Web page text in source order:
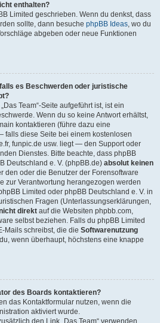
enthalten?
Limited geschrieben. Wenn du denkst, dass
sollte, dann besuche phpBB Ideas, wo du
abgeben oder neue Funktionen
es Beschwerden oder juristische
Team“-Seite aufgeführt ist, ist ein
Wenn du so keine Antwort erhältst,
kontaktieren (führe dazu eine
falls diese Seite bei einem kostenlosen
funpic.de usw. liegt — den Support oder
Dienstes. Bitte beachte, dass phpBB
Deutschland e. V. (phpBB.de) absolut keinen
den oder die Benutzer der Forensoftware
zur Verantwortung herangezogen werden
Limited oder phpBB Deutschland e. V. in
Fragen (Unterlassungserklärungen,
direkt auf die Websiten phpbb.com,
selbst beziehen. Falls du phpBB Limited
Mails schreibst, die die Softwarenutzung
wenn überhaupt, höchstens eine knappe
des Boards kontaktieren?
das Kontaktformular nutzen, wenn die
aktiviert wurde.
den Link „Das Team“ verwenden.